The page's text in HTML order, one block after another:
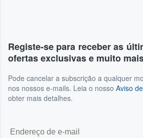
Registe-se para receber as
ofertas exclusivas e muito
Pode cancelar a subscrição a qualquer
nos nossos e-mails. Leia o nosso Aviso
obter mais detalhes.